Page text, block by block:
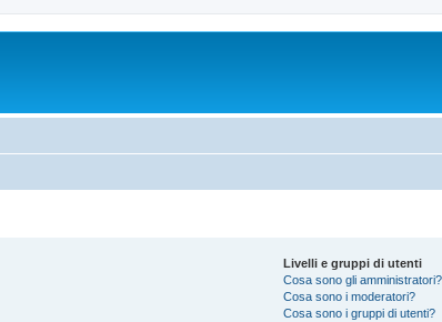
Livelli e gruppi di utenti
Cosa sono gli amministratori?
Cosa sono i moderatori?
Cosa sono i gruppi di utenti?